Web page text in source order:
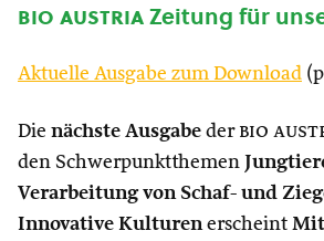
bio austriaZeitung für
Aktuelle Ausgabe zum Download
Die nächste Ausgabe der bio
den Schwerpunktthemen
Verarbeitung von Schaf- und
Innovative Kulturenerscheint